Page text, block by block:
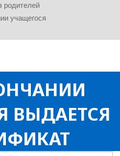
родителей
учащегося
ВЫДАЕТСЯ